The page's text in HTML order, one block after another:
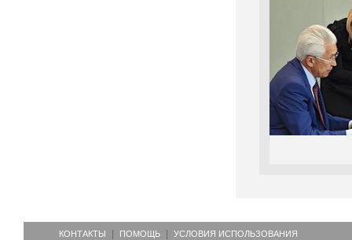
КОНТАКТЫ ПОМОЩЬ УСЛОВИЯ ИСПОЛЬЗОВАНИЯ